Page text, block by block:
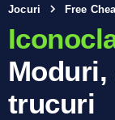
Jocuri Free
trucuri